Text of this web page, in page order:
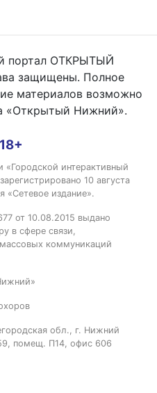
портал ОТКРЫТЫЙ
защищены. Полное
материалов возможно
«Открытый Нижний».
18+
интерактивный
10 августа
«Сетевое издание».
от 10.08.2015 выдано
в сфере связи,
коммуникаций
обл., г. Нижний
помещ. П14, офис 606